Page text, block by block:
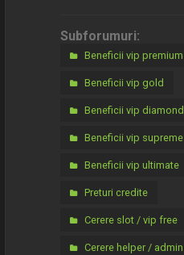
Subforumuri:
Beneficii vip premium
Beneficii vip gold
Beneficii vip diamond
Beneficii vip supreme
Beneficii vip ultimate
Preturi credite
Cerere slot / vip free
Cerere helper / admin